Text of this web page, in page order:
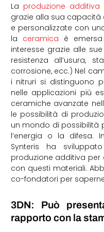
La produzione additiva
grazie alla sua
e personalizzate con
la ceramica è
interesse grazie alle
resistenza all’usura,
corrosione, ecc.) Nel
i nitruri si distinguono
nelle applicazioni più
ceramiche avanzate
le possibilità di
un mondo di possibilità
l’energia o la difesa.
Synteris ha
produzione additiva per
con questi materiali.
co-fondatori per
3DN: Può
rapporto con la